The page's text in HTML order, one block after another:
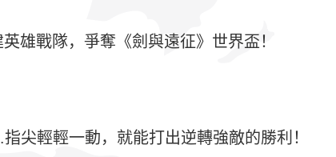
雄戰隊，爭奪《劍與遠征》世界盃！
尖輕輕一動，就能打出逆轉強敵的勝利！